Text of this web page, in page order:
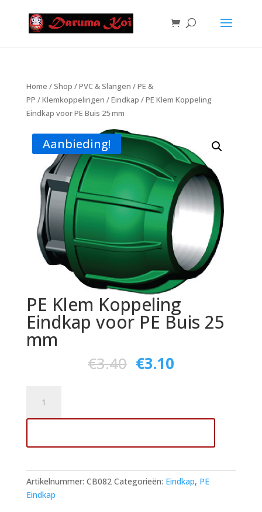
Home /Shop /PVC & Slangen /PE &
PP /Klemkoppelingen /Eindkap / PE Klem Koppeling
Eindkap voor PE Buis 25 mm
Aanbieding!
PE Klem Koppeling
Eindkap voor PE Buis 25
mm
€3.40 €3.10
Klem
Koppeling
voor
Buis
25
mm
Artikelnummer: CB082 Categorieën: Eindkap, PE
Eindkap